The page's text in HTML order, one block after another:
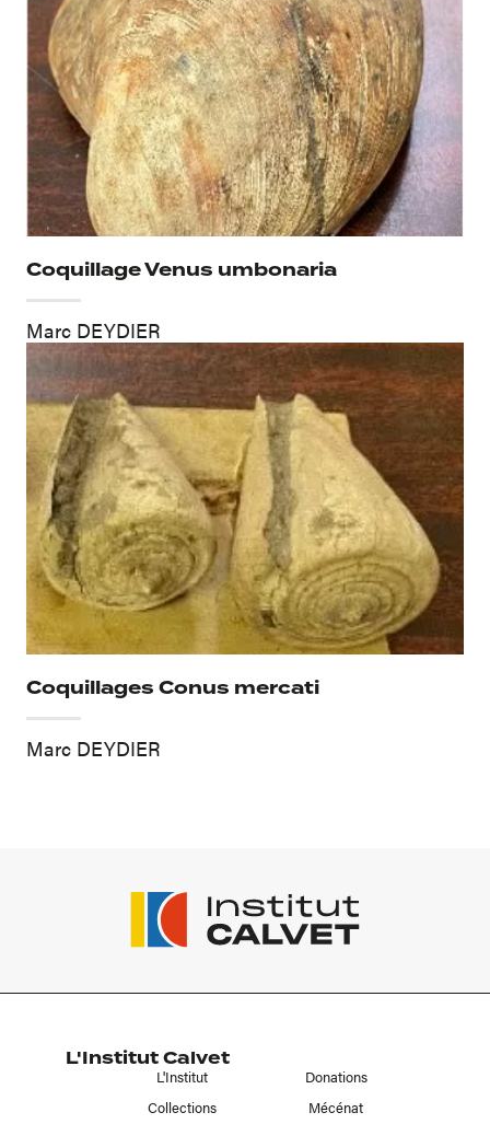
Coquillage Venus umbonaria
Marc DEYDIER
Coquillages Conus mercati
Marc DEYDIER
L'Institut Calvet
L'Institut
Collections
Donations
Mécénat